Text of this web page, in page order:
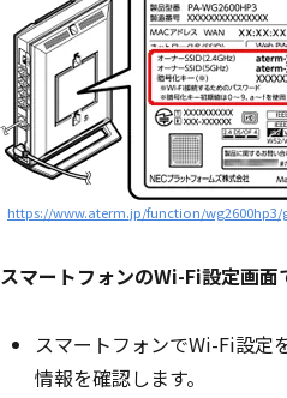
https://www.aterm.jp/function/wg2600hp3/
スマートフォンのWi-Fi設定画面
スマートフォンでWi-Fi設定
情報を確認します。